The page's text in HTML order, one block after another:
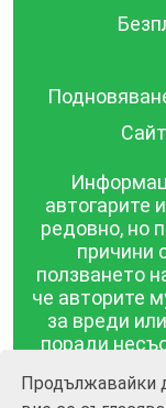
Продължавайки
автогарите
редовно, но
причини
ползването
че авторите
за вреди
поради